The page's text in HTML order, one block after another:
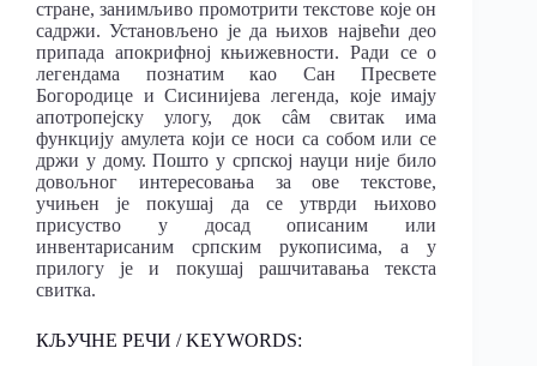
стране, занимљиво промотрити текстове које он
садржи. Установљено је да њихов највећи део
припада апокрифној књижевности. Ради се о
легендама познатим као Сан Пресвете
Богородице и Сисинијева легенда, које имају
апотропејску улогу, док сâм свитак има
функцију амулета који се носи са собом или се
држи у дому. Пошто у српској науци није било
довољног интересовања за ове текстове,
учињен је покушај да се утврди њихово
присуство у досад описаним или
инвентарисаним српским рукописима, а у
прилогу је и покушај рашчитавања текста
свитка.
КЉУЧНЕ РЕЧИ / KEYWORDS: